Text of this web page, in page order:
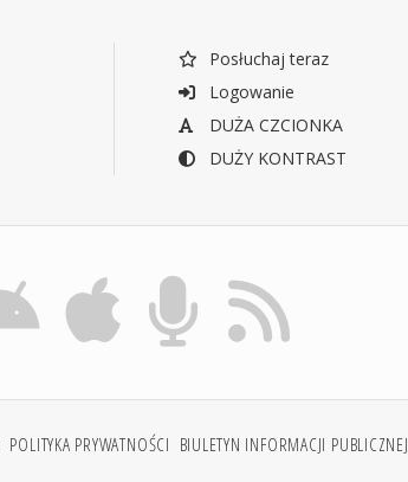
Posłuchaj teraz
Logowanie
DUŻA CZCIONKA
DUŻY KONTRAST
POLITYKA PRYWATNOŚCI BIULETYN INFORMACJI PUBLICZNEJ